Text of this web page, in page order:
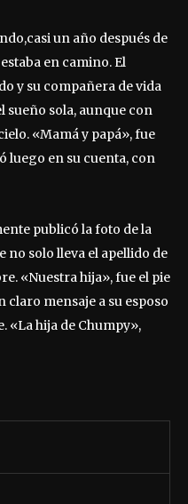
un año después de
en camino. El
y su compañera de vida
sueño sola, aunque con
«Mamá y papá», fue
luego en su cuenta, con
publicó la foto de la
no solo lleva el apellido de
«Nuestra hija», fue el pie
claro mensaje a su esposo
«La hija de Chumpy»,